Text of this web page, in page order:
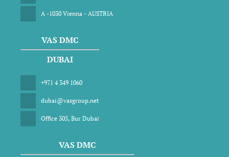
A -1030 Vienna - AUSTRIA
VAS DMC
DUBAI
+971 4 349 1060
dubai@vasgroup.net
Office 305, Bur Dubai
VAS DMC